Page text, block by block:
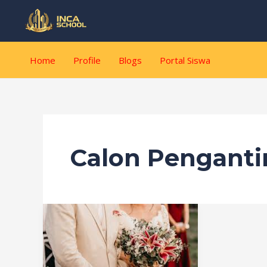
Home Profile Blogs Portal Siswa
Calon
Tragedi
Calon
Pengantin
di